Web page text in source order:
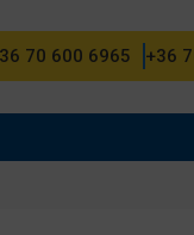
70 600 6965 +36